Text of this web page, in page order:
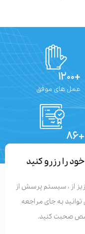
های موفق
رزرو کنید
سیستم پرسش از
به جای مراجعه
کنید.